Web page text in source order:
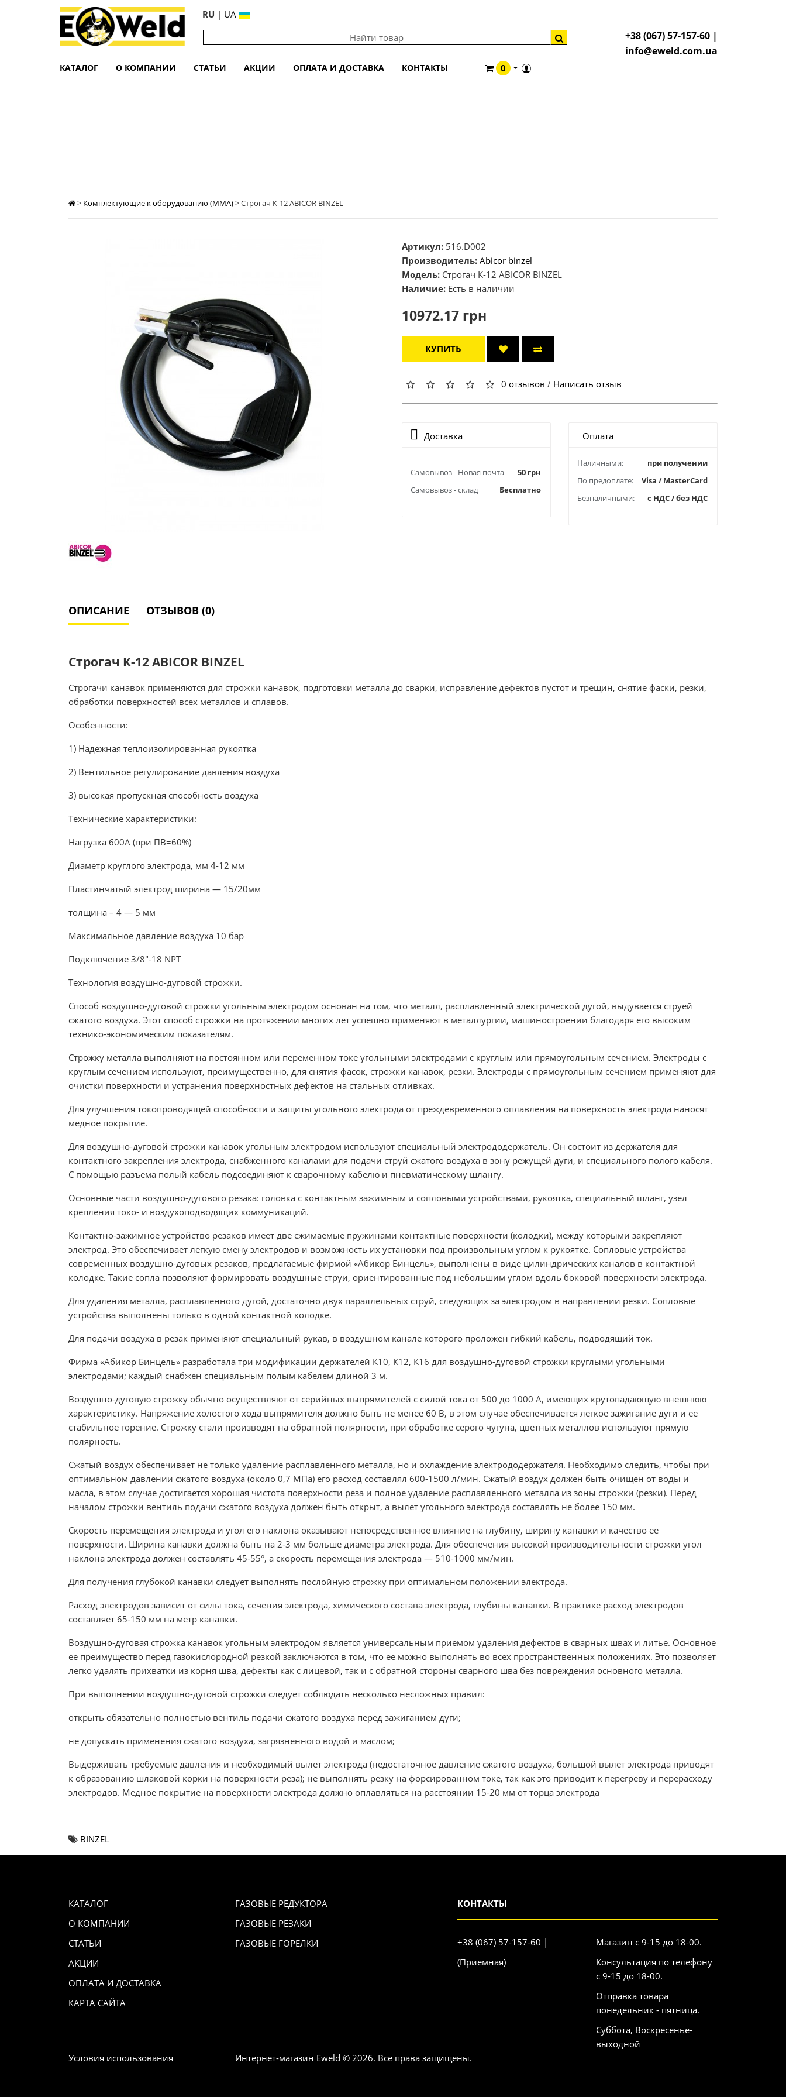
RU | UA
КАТАЛОГ О КОМПАНИИ СТАТЬИ АКЦИИ ОПЛАТА И ДОСТАВКА КОНТАКТЫ 0
+38 (067) 57-157-60 |
info@eweld.com.ua
> Комплектующие к оборудованию (MMA)>Строгач К-12 ABICOR BINZEL
Артикул: 516.D002
Производитель: Abicor binzel
Модель: Строгач К-12 ABICOR BINZEL
Наличие: Есть в наличии
10972.17 грн
КУПИТЬ
0 отзывов / Написать отзыв
Доставка
Самовывоз - Новая почта
50 грн
Самовывоз - склад
Бесплатно
Оплата
Наличными:
при получении
По предоплате:
Visa / MasterCard
Безналичными:
с НДС / без НДС
ОПИСАНИЕ ОТЗЫВОВ (0)
Строгач К-12 ABICOR BINZEL
Строгачи канавок применяются для строжки канавок, подготовки металла до сварки, исправление дефектов пустот и трещин, снятие фаски, резки,
обработки поверхностей всех металлов и сплавов.
Особенности:
1) Надежная теплоизолированная рукоятка
2) Вентильное регулирование давления воздуха
3) высокая пропускная способность воздуха
Технические характеристики:
Нагрузка 600А (при ПВ=60%)
Диаметр круглого электрода, мм 4-12 мм
Пластинчатый электрод ширина — 15/20мм
толщина – 4 — 5 мм
Максимальное давление воздуха 10 бар
Подключение 3/8"-18 NPT
Технология воздушно-дуговой строжки.
Способ воздушно-дуговой строжки угольным электродом основан на том, что металл, расплавленный электрической дугой, выдувается струей
сжатого воздуха. Этот способ строжки на протяжении многих лет успешно применяют в металлургии, машиностроении благодаря его высоким
технико-экономическим показателям.
Строжку металла выполняют на постоянном или переменном токе угольными электродами с круглым или прямоугольным сечением. Электроды с
круглым сечением используют, преимущественно, для снятия фасок, строжки канавок, резки. Электроды с прямоугольным сечением применяют для
очистки поверхности и устранения поверхностных дефектов на стальных отливках.
Для улучшения токопроводящей способности и защиты угольного электрода от преждевременного оплавления на поверхность электрода наносят
медное покрытие.
Для воздушно-дуговой строжки канавок угольным электродом используют специальный электрододержатель. Он состоит из держателя для
контактного закрепления электрода, снабженного каналами для подачи струй сжатого воздуха в зону режущей дуги, и специального полого кабеля.
С помощью разъема полый кабель подсоединяют к сварочному кабелю и пневматическому шлангу.
Основные части воздушно-дугового резака: головка с контактным зажимным и сопловыми устройствами, рукоятка, специальный шланг, узел
крепления токо- и воздухоподводящих коммуникаций.
Контактно-зажимное устройство резаков имеет две сжимаемые пружинами контактные поверхности (колодки), между которыми закрепляют
электрод. Это обеспечивает легкую смену электродов и возможность их установки под произвольным углом к рукоятке. Сопловые устройства
современных воздушно-дуговых резаков, предлагаемые фирмой «Абикор Бинцель», выполнены в виде цилиндрических каналов в контактной
колодке. Такие сопла позволяют формировать воздушные струи, ориентированные под небольшим углом вдоль боковой поверхности электрода.
Для удаления металла, расплавленного дугой, достаточно двух параллельных струй, следующих за электродом в направлении резки. Сопловые
устройства выполнены только в одной контактной колодке.
Для подачи воздуха в резак применяют специальный рукав, в воздушном канале которого проложен гибкий кабель, подводящий ток.
Фирма «Абикор Бинцель» разработала три модификации держателей К10, К12, К16 для воздушно-дуговой строжки круглыми угольными
электродами; каждый снабжен специальным полым кабелем длиной 3 м.
Воздушно-дуговую строжку обычно осуществляют от серийных выпрямителей с силой тока от 500 до 1000 А, имеющих крутопадающую внешнюю
характеристику. Напряжение холостого хода выпрямителя должно быть не менее 60 В, в этом случае обеспечивается легкое зажигание дуги и ее
стабильное горение. Строжку стали производят на обратной полярности, при обработке серого чугуна, цветных металлов используют прямую
полярность.
Сжатый воздух обеспечивает не только удаление расплавленного металла, но и охлаждение электрододержателя. Необходимо следить, чтобы при
оптимальном давлении сжатого воздуха (около 0,7 МПа) его расход составлял 600-1500 л/мин. Сжатый воздух должен быть очищен от воды и
масла, в этом случае достигается хорошая чистота поверхности реза и полное удаление расплавленного металла из зоны строжки (резки). Перед
началом строжки вентиль подачи сжатого воздуха должен быть открыт, а вылет угольного электрода составлять не более 150 мм.
Скорость перемещения электрода и угол его наклона оказывают непосредственное влияние на глубину, ширину канавки и качество ее
поверхности. Ширина канавки должна быть на 2-3 мм больше диаметра электрода. Для обеспечения высокой производительности строжки угол
наклона электрода должен составлять 45-55°, а скорость перемещения электрода — 510-1000 мм/мин.
Для получения глубокой канавки следует выполнять послойную строжку при оптимальном положении электрода.
Расход электродов зависит от силы тока, сечения электрода, химического состава электрода, глубины канавки. В практике расход электродов
составляет 65-150 мм на метр канавки.
Воздушно-дуговая строжка канавок угольным электродом является универсальным приемом удаления дефектов в сварных швах и литье. Основное
ее преимущество перед газокислородной резкой заключаются в том, что ее можно выполнять во всех пространственных положениях. Это позволяет
легко удалять прихватки из корня шва, дефекты как с лицевой, так и с обратной стороны сварного шва без повреждения основного металла.
При выполнении воздушно-дуговой строжки следует соблюдать несколько несложных правил:
открыть обязательно полностью вентиль подачи сжатого воздуха перед зажиганием дуги;
не допускать применения сжатого воздуха, загрязненного водой и маслом;
Выдерживать требуемые давления и необходимый вылет электрода (недостаточное давление сжатого воздуха, большой вылет электрода приводят
к образованию шлаковой корки на поверхности реза); не выполнять резку на форсированном токе, так как это приводит к перегреву и перерасходу
электродов. Медное покрытие на поверхности электрода должно оплавляться на расстоянии 15-20 мм от торца электрода
BINZEL
КАТАЛОГ
О КОМПАНИИ
СТАТЬИ
АКЦИИ
ОПЛАТА И ДОСТАВКА
КАРТА САЙТА
ГАЗОВЫЕ РЕДУКТОРА
ГАЗОВЫЕ РЕЗАКИ
ГАЗОВЫЕ ГОРЕЛКИ
КОНТАКТЫ
+38 (067) 57-157-60 |
(Приемная)
Магазин с 9-15 до 18-00.
Консультация по телефону
с 9-15 до 18-00.
Отправка товара
понедельник - пятница.
Суббота, Воскресенье-
выходной
Условия использования
Интернет-магазин Eweld © 2026. Все права защищены.